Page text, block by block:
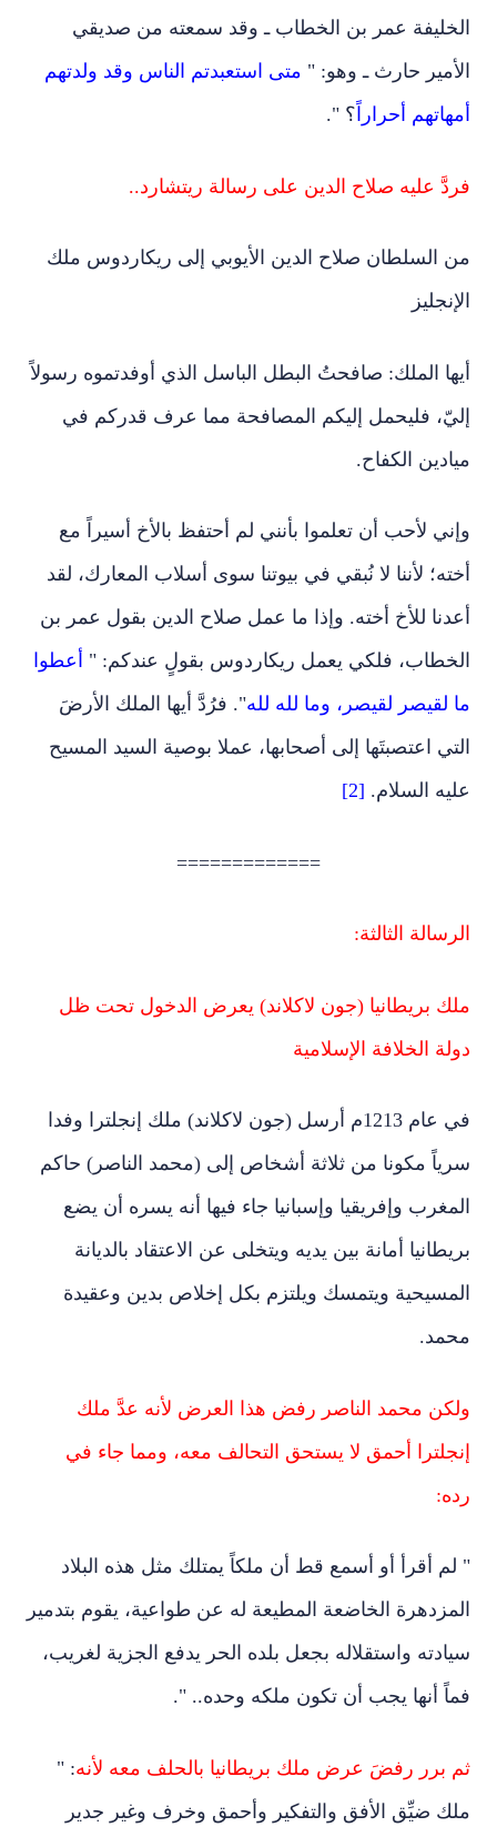
الخليفة عمر بن الخطاب ـ وقد سمعته من صديقي
الأمير حارث ـ وهو: " متى استعبدتم الناس وقد ولدتهم
أمهاتهم أحراراً ؟ ".
فردَّ عليه صلاح الدين على رسالة ريتشارد..
من السلطان صلاح الدين الأيوبي إلى ريكاردوس ملك
الإنجليز
أيها الملك: صافحتُ البطل الباسل الذي أوفدتموه رسولاً
إليّ، فليحمل إليكم المصافحة مما عرف قدركم في
ميادين الكفاح.
وإني لأحب أن تعلموا بأنني لم أحتفظ بالأخ أسيراً مع
أخته؛ لأننا لا نُبقي في بيوتنا سوى أسلاب المعارك، لقد
أعدنا للأخ أخته. وإذا ما عمل صلاح الدين بقول عمر بن
الخطاب، فلكي يعمل ريكاردوس بقولٍ عندكم: "
أعطوا
ما لقيصر لقيصر، وما لله لله". فرُدَّ أيها الملك الأرضَ
التي اعتصبتَها إلى أصحابها، عملا بوصية السيد المسيح
عليه السلام. [2]
=============
الرسالة الثالثة:
ملك بريطانيا (جون لاكلاند) يعرض الدخول تحت ظل
دولة الخلافة الإسلامية
في عام 1213م أرسل (جون لاكلاند) ملك إنجلترا وفدا
سرياً مكونا من ثلاثة أشخاص إلى (محمد الناصر) حاكم
المغرب وإفريقيا وإسبانيا جاء فيها أنه يسره أن يضع
بريطانيا أمانة بين يديه ويتخلى عن الاعتقاد بالديانة
المسيحية ويتمسك ويلتزم بكل إخلاص بدين وعقيدة
محمد.
ولكن محمد الناصر رفض هذا العرض لأنه عدَّ ملك
إنجلترا أحمق لا يستحق التحالف معه، ومما جاء في
رده:
" لم أقرأ أو أسمع قط أن ملكاً يمتلك مثل هذه البلاد
المزدهرة الخاضعة المطيعة له عن طواعية، يقوم بتدمير
سيادته واستقلاله بجعل بلده الحر يدفع الجزية لغريب،
فماً أنها يجب أن تكون ملكه وحده.. ".
ثم برر رفضَ عرض ملك بريطانيا بالحلف معه لأنه: "
ملك ضيِّق الأفق والتفكير وأحمق وخرف وغير جدير